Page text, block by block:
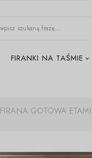
FIRANKI NA TAŚMIE
FIRANA GOTOWA